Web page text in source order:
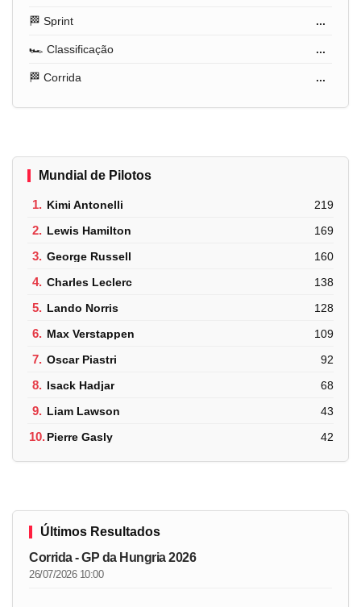
🏁 Sprint ...
🏎️ Classificação ...
🏁 Corrida ...
Mundial de Pilotos
1. Kimi Antonelli 219
2. Lewis Hamilton 169
3. George Russell 160
4. Charles Leclerc 138
5. Lando Norris 128
6. Max Verstappen 109
7. Oscar Piastri 92
8. Isack Hadjar 68
9. Liam Lawson 43
10.Pierre Gasly 42
Últimos Resultados
Corrida - GP da Hungria 2026
26/07/2026 10:00